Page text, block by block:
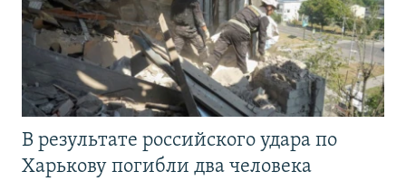
В результате российского удара по
Харькову погибли два человека